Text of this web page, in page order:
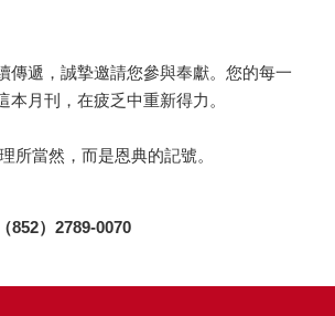
傳遞，誠摯邀請您參與奉獻。您的每一
月刊，在疲乏中重新得力。
所當然，而是恩典的記號。
852）2789-0070